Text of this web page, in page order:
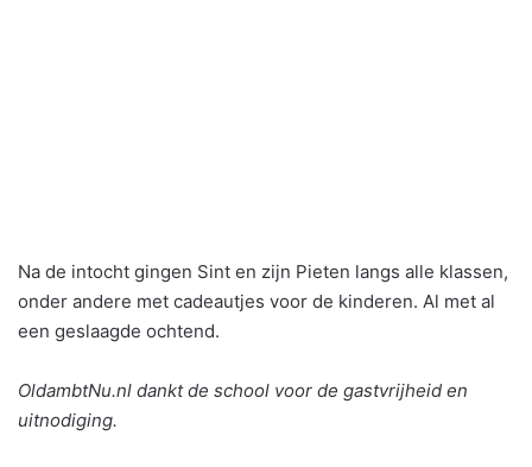
Na de intocht gingen Sint en zijn Pieten langs alle klassen,
onder andere met cadeautjes voor de kinderen. Al met al
een geslaagde ochtend.
OldambtNu.nl dankt de school voor de gastvrijheid en
uitnodiging.